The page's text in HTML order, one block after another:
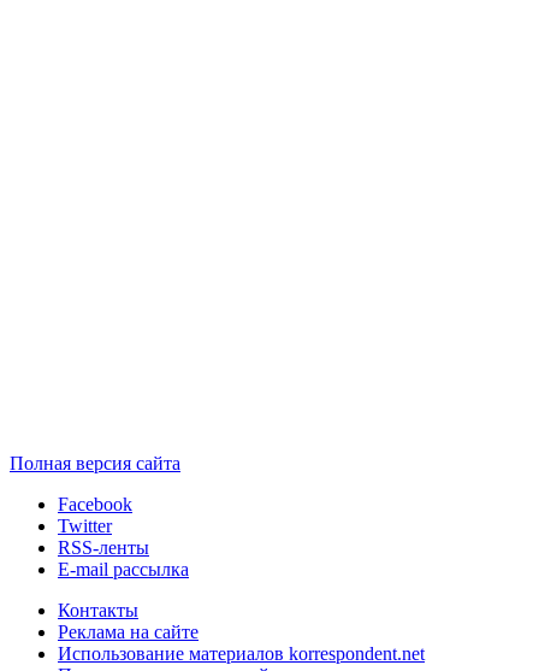
Полная версия сайта
Facebook
Twitter
RSS-ленты
E-mail рассылка
Контакты
Реклама на сайте
Использование материалов korrespondent.net